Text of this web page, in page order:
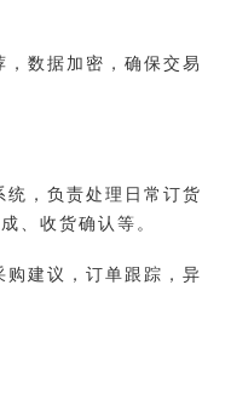
数据加密，确保交易
统，负责处理日常订货
、收货确认等。
购建议，订单跟踪，异